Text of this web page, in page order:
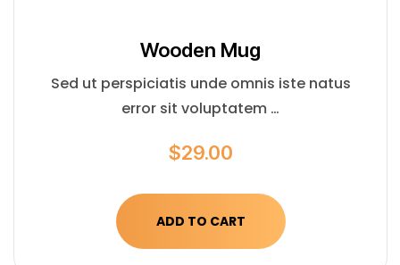
Wooden Mug
Sed ut perspiciatis unde omnis iste natus
error sit voluptatem …
$29.00
ADD TO CART